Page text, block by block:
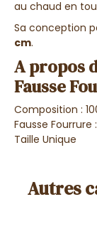
au chaud en
Sa conception
cm.
A propos
Fausse
Composition :
Fausse Fourrure
Taille Unique
Autres